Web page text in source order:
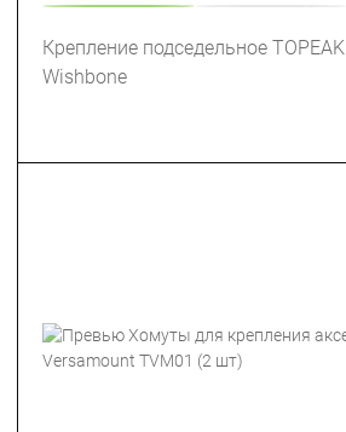
Крепление подседельное
Wishbone